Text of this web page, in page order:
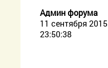
Админ форума
11 сентября 2015
23:50:38